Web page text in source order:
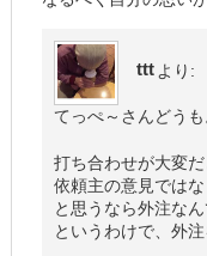
ttt より:
てっぺ～さんどうも
打ち合わせが大変
依頼主の意見では
と思うなら外注なん
というわけで、外